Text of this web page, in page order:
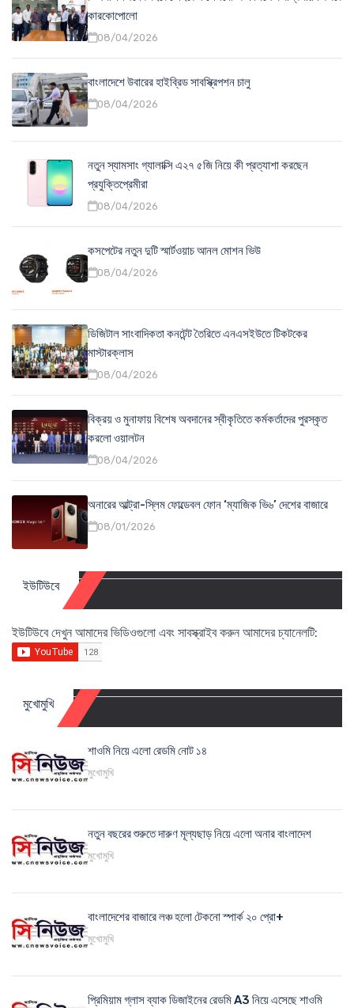
কারকোপোলো
08/04/2026
বাংলাদেশে উবারের হাইব্রিড সাবস্ক্রিপশন চালু
08/04/2026
নতুন স্যামসাং গ্যালাক্সি এ২৭ ৫জি নিয়ে কী প্রত্যাশা করছেন
প্রযুক্তিপ্রেমীরা
08/04/2026
কসপেটের নতুন দুটি স্মার্টওয়াচ আনল মোশন ভিউ
08/04/2026
ডিজিটাল সাংবাদিকতা কনটেন্ট তৈরিতে এনএসইউতে টিকটকের
মাস্টারক্লাস
08/04/2026
বিক্রয় ও মুনাফায় বিশেষ অবদানের স্বীকৃতিতে কর্মকর্তাদের পুরস্কৃত
করলো ওয়ালটন
08/04/2026
অনারের আল্ট্রা-স্লিম ফোল্ডেবল ফোন ‘ম্যাজিক ভি৬’ দেশের বাজারে
08/01/2026
ইউটিউবে
ইউটিউবে দেখুন আমাদের ভিডিওগুলো এবং সাবস্ক্রাইব করুন আমাদের চ্যানেলটি:
মুখোমুখি
শাওমি নিয়ে এলো রেডমি নোট ১৪
মুখোমুখি
নতুন বছরের শুরুতে দারুণ মূল্যছাড় নিয়ে এলো অনার বাংলাদেশ
মুখোমুখি
বাংলাদেশের বাজারে লঞ্চ হলো টেকনো স্পার্ক ২০ প্রো+
মুখোমুখি
প্রিমিয়াম গ্লাস ব্যাক ডিজাইনের রেডমি A3 নিয়ে এসেছে শাওমি